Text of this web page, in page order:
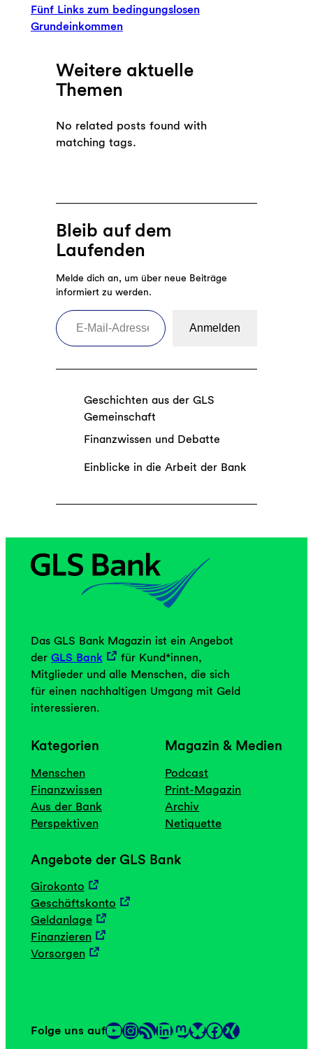
Fünf Links zum bedingungslosen
Grundeinkommen
Weitere aktuelle
Themen
No related posts found with
matching tags.
Bleib auf dem
Laufenden
Melde dich an, um über neue Beiträge
informiert zu werden.
E-Mail-Adresse eingeben
Anmelden
Geschichten aus der GLS
Gemeinschaft
Finanzwissen und Debatte
Einblicke in die Arbeit der Bank
Das GLS Bank Magazin ist ein Angebot
der GLS Bank
für Kund*innen,
Mitglieder und alle Menschen, die sich
für einen nachhaltigen Umgang mit Geld
interessieren.
Kategorien
Menschen
Finanzwissen
Aus der Bank
Perspektiven
Magazin & Medien
Podcast
Print-Magazin
Archiv
Netiquette
Angebote der GLS Bank
Girokonto
Geschäftskonto
Geldanlage
Finanzieren
Vorsorgen
Folge uns aufYouTube InstagramRSS-Feed LinkedIn Mastodon Link Facebook Link